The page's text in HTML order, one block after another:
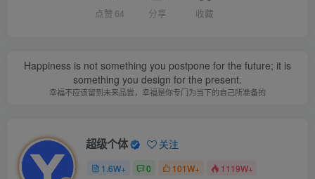
点赞 64 分享 收藏
Happiness is not something you postpone for the future; it is
something you design for the present.
幸福不应该留到未来品尝，幸福是你专门为当下的自己所准备的
超级个体 关注
1.6W+ 0 101W+ 1119W+